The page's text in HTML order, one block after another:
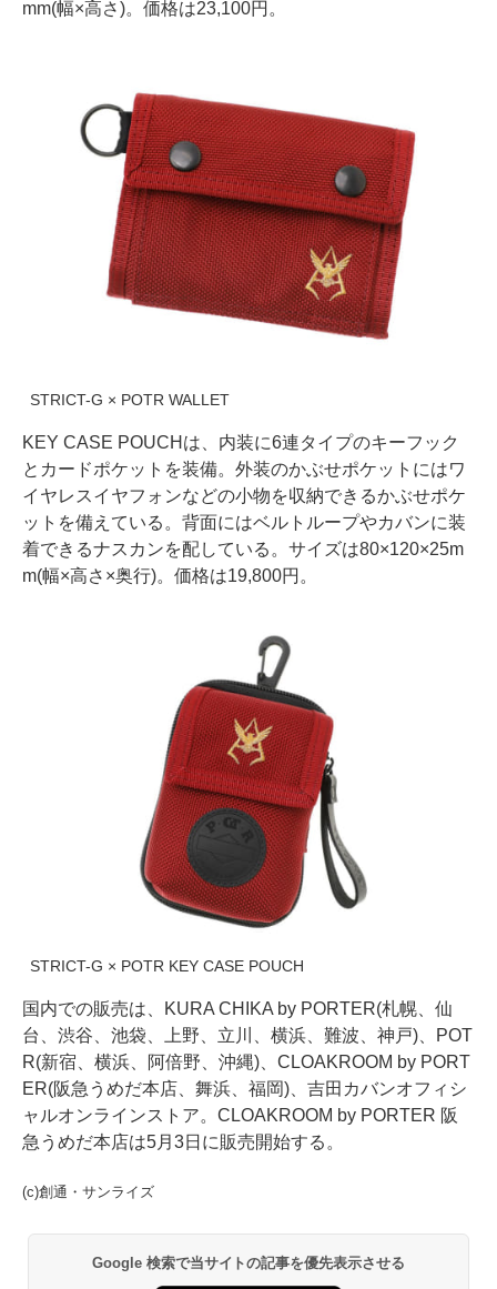
mm(幅×高さ)。価格は23,100円。
STRICT-G × POTR WALLET
KEY CASE POUCHは、内装に6連タイプのキーフック
とカードポケットを装備。外装のかぶせポケットにはワ
イヤレスイヤフォンなどの小物を収納できるかぶせポケ
ットを備えている。背面にはベルトループやカバンに装
着できるナスカンを配している。サイズは80×120×25m
m(幅×高さ×奥行)。価格は19,800円。
STRICT-G × POTR KEY CASE POUCH
国内での販売は、KURA CHIKA by PORTER(札幌、仙
台、渋谷、池袋、上野、立川、横浜、難波、神戸)、POT
R(新宿、横浜、阿倍野、沖縄)、CLOAKROOM by PORT
ER(阪急うめだ本店、舞浜、福岡)、吉田カバンオフィシ
ャルオンラインストア。CLOAKROOM by PORTER 阪
急うめだ本店は5月3日に販売開始する。
(c)創通・サンライズ
Google 検索で当サイトの記事を優先表示させる